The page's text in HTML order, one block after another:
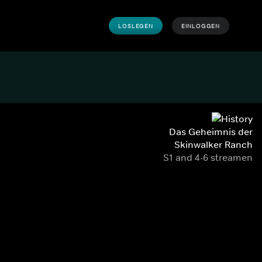
LOSLEGEN EINLOGGEN
Das Geheimnis der
Skinwalker Ranch
S1 and 4-6 streamen